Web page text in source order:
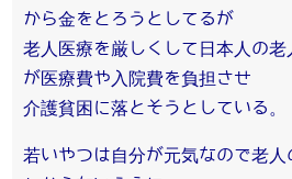
から金をとろうとしてるが
老人医療を厳しくして日本人の
が医療費や入院費を負担させ
介護貧困に落とそうとしている。
若いやつは自分が元気なので老